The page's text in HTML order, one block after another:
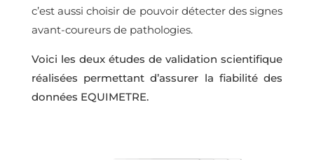
c’est aussi choisir de pouvoir détecter des signes
avant-coureurs de pathologies.
Voici les deux études de validation scientifique
réalisées permettant d’assurer la fiabilité des
données EQUIMETRE.